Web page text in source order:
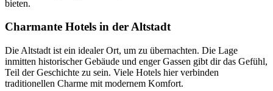
bieten.
Charmante Hotels in der Altstadt
Die Altstadt ist ein idealer Ort, um zu übernachten. Die Lage
inmitten historischer Gebäude und enger Gassen gibt dir das Gefühl,
Teil der Geschichte zu sein. Viele Hotels hier verbinden
traditionellen Charme mit modernem Komfort.